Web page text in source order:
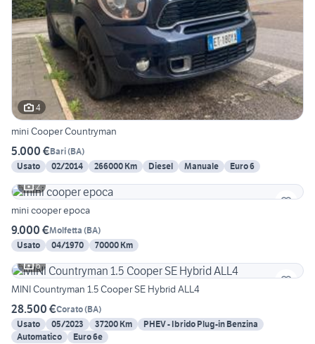
4
mini Cooper Countryman
5.000 €Bari(BA)
Usato
02/2014 266000 Km Diesel Manuale
Euro 6
2
mini cooper epoca
9.000 €Molfetta (BA)
Usato
04/1970
70000 Km
6
MINI Countryman 1.5 Cooper SE Hybrid ALL4
28.500 €Corato(BA)
Usato
05/2023 37200 Km
PHEV - Ibrido Plug-in Benzina
Automatico
Euro 6e